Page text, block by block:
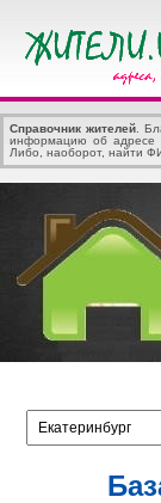
Справочник жителей .
информацию об адресе
Либо, наоборот, найти